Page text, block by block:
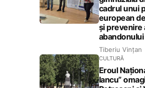
cadrul unui
european
și prevenire
Tiberiu Vințan
CULTURĂ
Eroul
Iancu”